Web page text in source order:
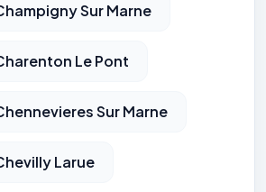
Sur Marne
Le Pont
Sur Marne
Larue